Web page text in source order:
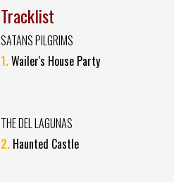
Tracklist
SATANS PILGRIMS
1.Wailer's House Party
THE DEL LAGUNAS
2. Haunted Castle